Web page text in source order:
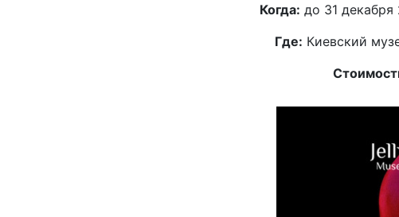
Когда: до 31
Где: Киевский